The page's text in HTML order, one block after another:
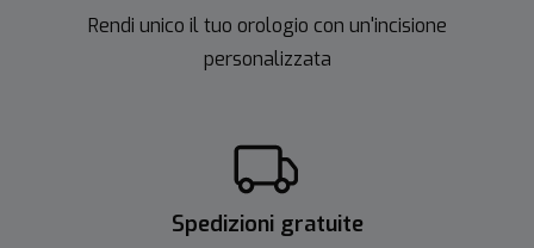
Rendi unico il tuo orologio con un'incisione
personalizzata
Spedizioni gratuite